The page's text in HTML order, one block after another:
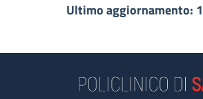
Ultimo aggiornamento: